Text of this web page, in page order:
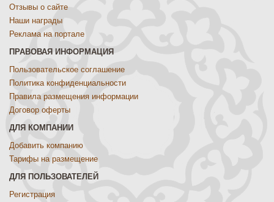
Отзывы о сайте
Наши награды
Реклама на портале
ПРАВОВАЯ ИНФОРМАЦИЯ
Пользовательское соглашение
Политика конфиденциальности
Правила размещения информации
Договор оферты
ДЛЯ КОМПАНИИ
Добавить компанию
Тарифы на размещение
ДЛЯ ПОЛЬЗОВАТЕЛЕЙ
Регистрация